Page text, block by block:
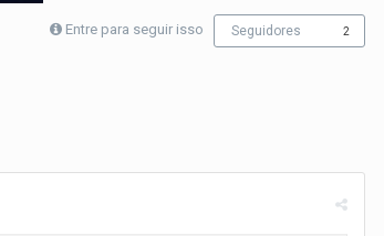
Entre para seguir isso Seguidores 2